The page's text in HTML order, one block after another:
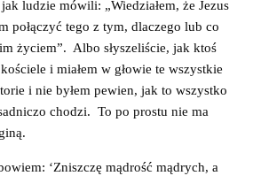
ludzie mówili: „Wiedziałem, że Jezus
połączyć tego z tym, dlaczego lub co
życiem”. Albo słyszeliście, jak ktoś
i miałem w głowie te wszystkie
i nie byłem pewien, jak to wszystko
chodzi. To po prostu nie ma
‘Zniszczę mądrość mądrych, a